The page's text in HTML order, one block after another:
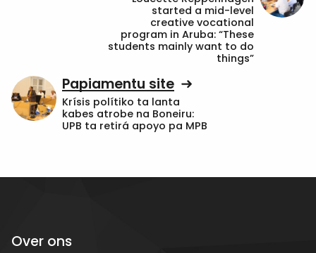
started a mid-level
creative vocational
program in Aruba: “These
students mainly want to do
things”
Papiamentu site
Krísis polítiko ta lanta
kabes atrobe na Boneiru:
UPB ta retirá apoyo pa MPB
Over ons